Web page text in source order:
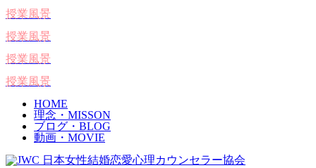
授業風景
授業風景
授業風景
授業風景
HOME
理念・MISSON
ブログ・BLOG
動画・MOVIE